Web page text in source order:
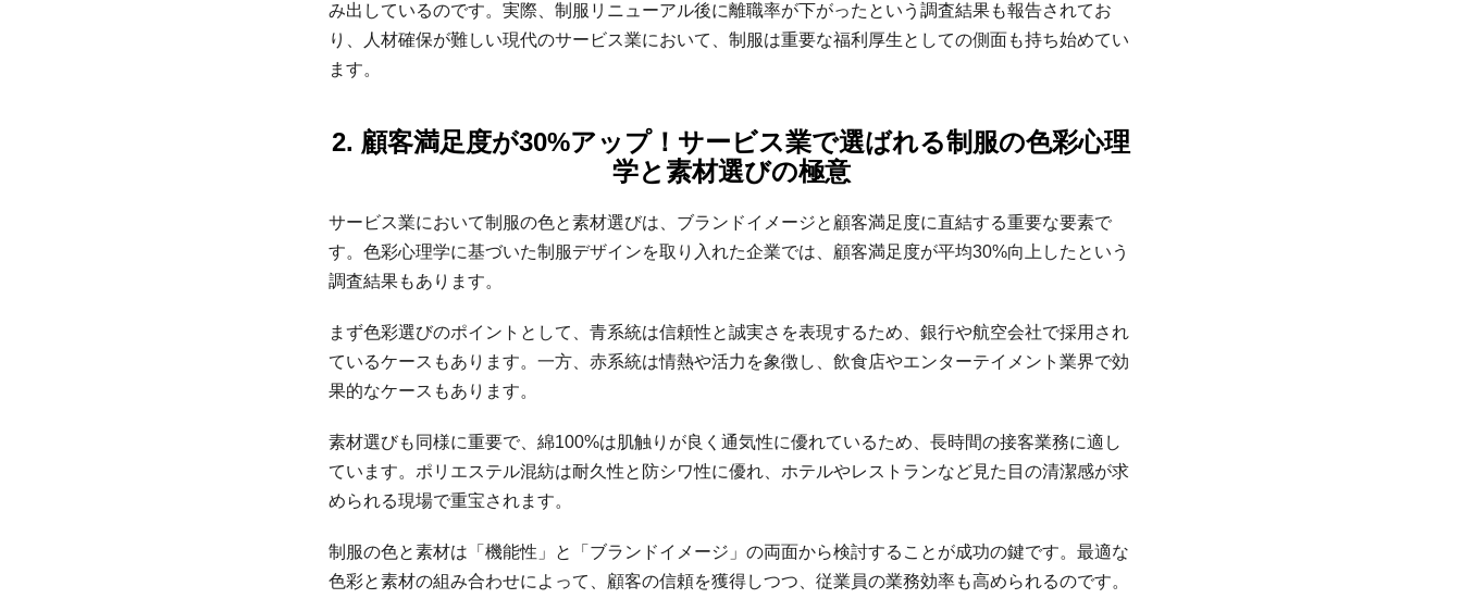
み出しているのです。実際、制服リニューアル後に離職率が下がったという調査結果も報告されてお
り、人材確保が難しい現代のサービス業において、制服は重要な福利厚生としての側面も持ち始めてい
ます。
2. 顧客満足度が30%アップ！サービス業で選ばれる制服の色彩心理
学と素材選びの極意
サービス業において制服の色と素材選びは、ブランドイメージと顧客満足度に直結する重要な要素で
す。色彩心理学に基づいた制服デザインを取り入れた企業では、顧客満足度が平均30%向上したという
調査結果もあります。
まず色彩選びのポイントとして、青系統は信頼性と誠実さを表現するため、銀行や航空会社で採用され
ているケースもあります。一方、赤系統は情熱や活力を象徴し、飲食店やエンターテイメント業界で効
果的なケースもあります。
素材選びも同様に重要で、綿100%は肌触りが良く通気性に優れているため、長時間の接客業務に適し
ています。ポリエステル混紡は耐久性と防シワ性に優れ、ホテルやレストランなど見た目の清潔感が求
められる現場で重宝されます。
制服の色と素材は「機能性」と「ブランドイメージ」の両面から検討することが成功の鍵です。最適な
色彩と素材の組み合わせによって、顧客の信頼を獲得しつつ、従業員の業務効率も高められるのです。